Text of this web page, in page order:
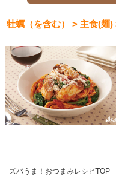
牡蠣（を含む） > 主食(
ズバうま！おつまみレシピTOP